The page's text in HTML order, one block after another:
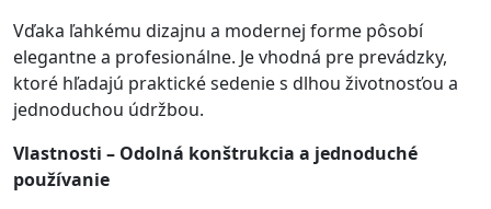
Vďaka ľahkému dizajnu a modernej forme pôsobí
elegantne a profesionálne. Je vhodná pre prevádzky,
ktoré hľadajú praktické sedenie s dlhou životnosťou a
jednoduchou údržbou.
Vlastnosti – Odolná konštrukcia a jednoduché
používanie